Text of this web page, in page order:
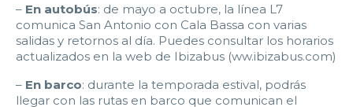
– En autobús: de mayo a octubre, la línea L7
comunica San Antonio con Cala Bassa con varias
salidas y retornos al día. Puedes consultar los horarios
actualizados en la web de Ibizabus (ww.ibizabus.com)
– En barco: durante la temporada estival, podrás
llegar con las rutas en barco que comunican el